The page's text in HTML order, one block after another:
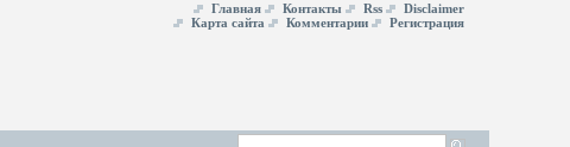
Главная Контакты Rss
Disclaimer
Карта сайта
Комментарии Регистрация